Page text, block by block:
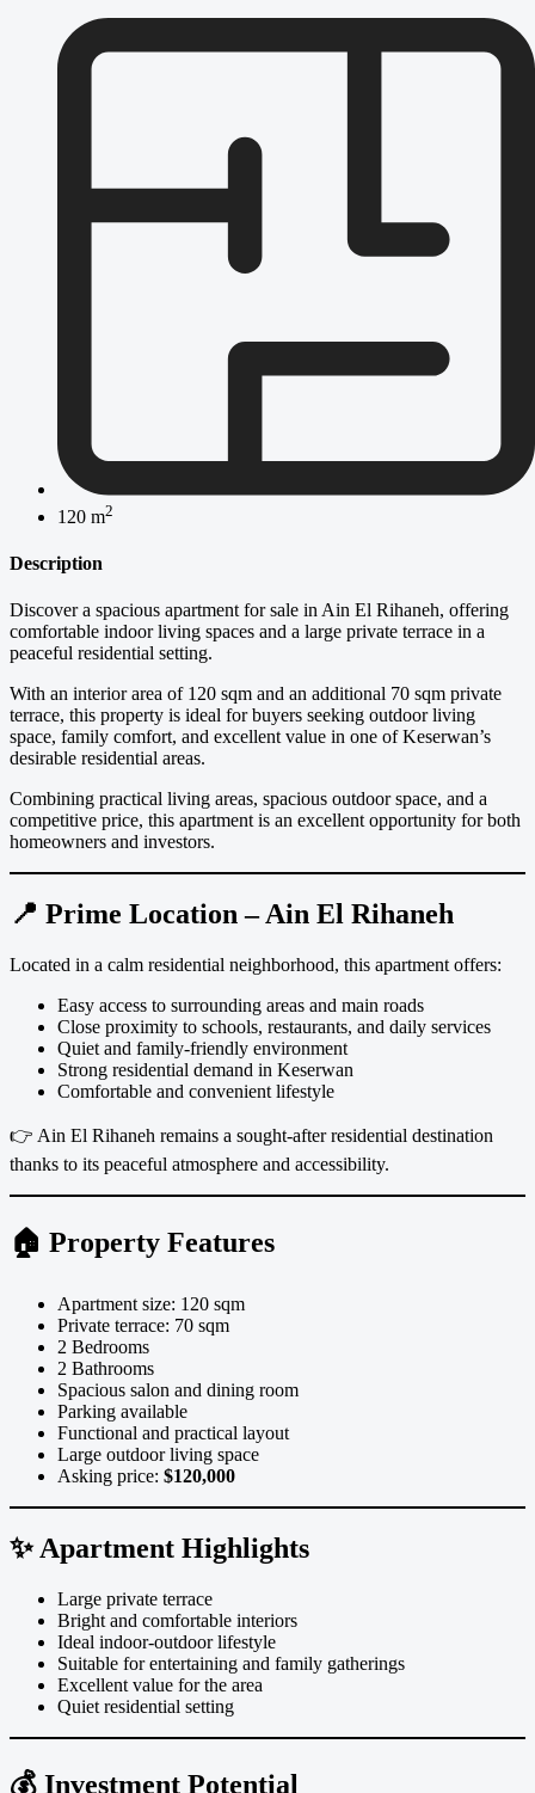
120 m2
Description
Discover a spacious apartment for sale in Ain El Rihaneh, offering
comfortable indoor living spaces and a large private terrace in a
peaceful residential setting.
With an interior area of 120 sqm and an additional 70 sqm private
terrace, this property is ideal for buyers seeking outdoor living
space, family comfort, and excellent value in one of Keserwan’s
desirable residential areas.
Combining practical living areas, spacious outdoor space, and a
competitive price, this apartment is an excellent opportunity for both
homeowners and investors.
📍 Prime Location – Ain El Rihaneh
Located in a calm residential neighborhood, this apartment offers:
Easy access to surrounding areas and main roads
Close proximity to schools, restaurants, and daily services
Quiet and family-friendly environment
Strong residential demand in Keserwan
Comfortable and convenient lifestyle
👉 Ain El Rihaneh remains a sought-after residential destination
thanks to its peaceful atmosphere and accessibility.
🏠 Property Features
Apartment size: 120 sqm
Private terrace: 70 sqm
2 Bedrooms
2 Bathrooms
Spacious salon and dining room
Parking available
Functional and practical layout
Large outdoor living space
Asking price: $120,000
✨ Apartment Highlights
Large private terrace
Bright and comfortable interiors
Ideal indoor-outdoor lifestyle
Suitable for entertaining and family gatherings
Excellent value for the area
Quiet residential setting
💰 Investment Potential